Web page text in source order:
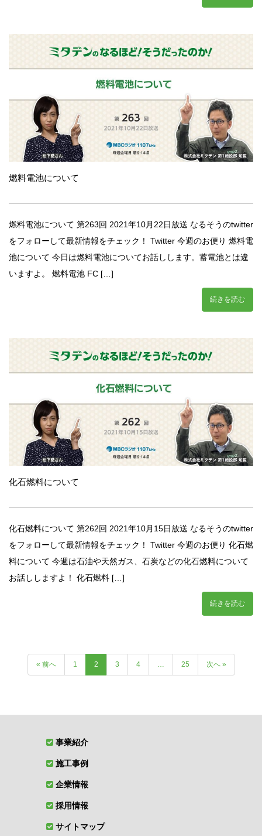
燃料電池について
燃料電池について 第263回 2021年10月22日放送 なるそうのtwitter
をフォローして最新情報をチェック！ Twitter 今週のお便り 燃料電
池について 今日は燃料電池についてお話しします。蓄電池とは違
いますよ。 燃料電池 FC […]
続きを読む
化石燃料について
化石燃料について 第262回 2021年10月15日放送 なるそうのtwitter
をフォローして最新情報をチェック！ Twitter 今週のお便り 化石燃
料について 今週は石油や天然ガス、石炭などの化石燃料について
お話ししますよ！ 化石燃料 […]
続きを読む
« 前へ 1 2 3 4 … 25 次へ »
事業紹介
施工事例
企業情報
採用情報
サイトマップ